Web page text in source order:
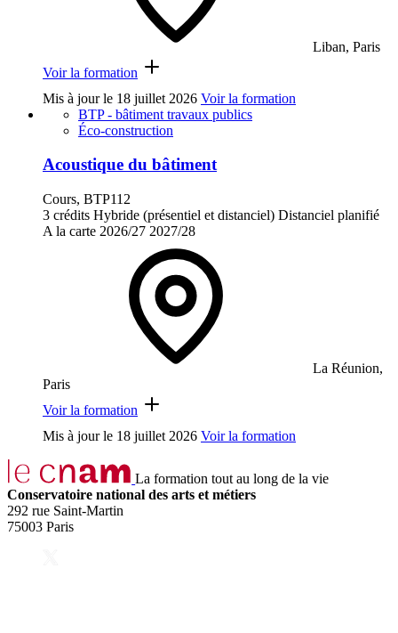
Liban, Paris
Voir la formation
Mis à jour le 18 juillet 2026 Voir la formation
BTP - bâtiment travaux publics
Éco-construction
Acoustique du bâtiment
Cours, BTP112
3 crédits Hybride (présentiel et distanciel) Distanciel planifié
A la carte 2026/27 2027/28
La Réunion,
Paris
Voir la formation
Mis à jour le 18 juillet 2026 Voir la formation
La formation tout au long de la vie
Conservatoire national des arts et métiers
292 rue Saint-Martin
75003 Paris